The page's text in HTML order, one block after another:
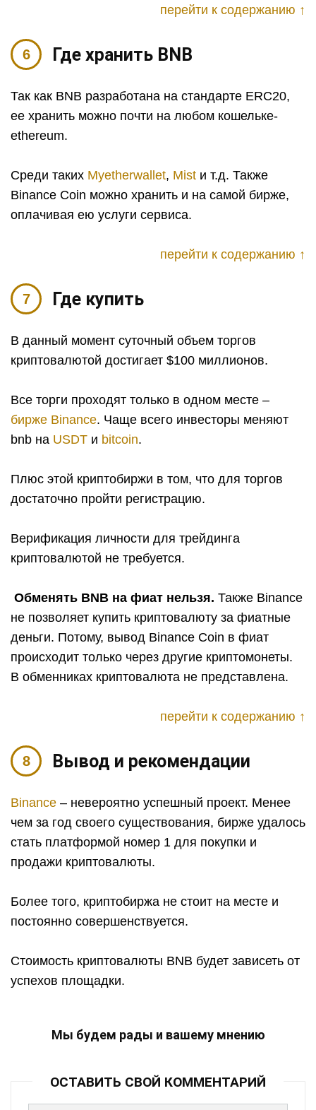
перейти к содержанию ↑
Где хранить BNB
Так как BNB разработана на стандарте ERC20,
ее хранить можно почти на любом кошельке-
ethereum.
Среди таких Myetherwallet, Mist и т.д. Также
Binance Coin можно хранить и на самой бирже,
оплачивая ею услуги сервиса.
перейти к содержанию ↑
Где купить
В данный момент суточный объем торгов
криптовалютой достигает $100 миллионов.
Все торги проходят только в одном месте –
бирже Binance. Чаще всего инвесторы меняют
bnb на USDT и bitcoin.
Плюс этой криптобиржи в том, что для торгов
достаточно пройти регистрацию.
Верификация личности для трейдинга
криптовалютой не требуется.
Обменять BNB на фиат нельзя. Также Binance
не позволяет купить криптовалюту за фиатные
деньги. Потому, вывод Binance Coin в фиат
происходит только через другие криптомонеты.
В обменниках криптовалюта не представлена.
перейти к содержанию ↑
Вывод и рекомендации
Binance – невероятно успешный проект. Менее
чем за год своего существования, бирже удалось
стать платформой номер 1 для покупки и
продажи криптовалюты.
Более того, криптобиржа не стоит на месте и
постоянно совершенствуется.
Стоимость криптовалюты BNB будет зависеть от
успехов площадки.
Мы будем рады и вашему мнению
ОСТАВИТЬ СВОЙ КОММЕНТАРИЙ